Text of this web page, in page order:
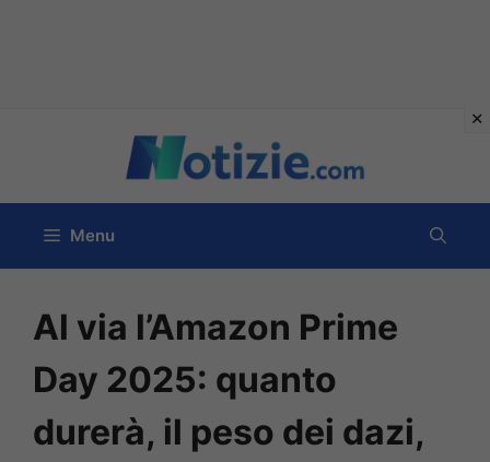
contenuto
Menu
Al via l’Amazon Prime
Day 2025: quanto
durerà, il peso dei dazi,